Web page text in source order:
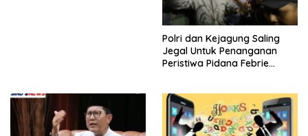
Polri dan Kejagung Saling
Jegal Untuk Penanganan
Peristiwa Pidana Febrie